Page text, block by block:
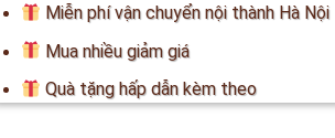
Miễn phí vận chuyển nội thành Hà Nội
Mua nhiều giảm giá
Quà tặng hấp dẫn kèm theo